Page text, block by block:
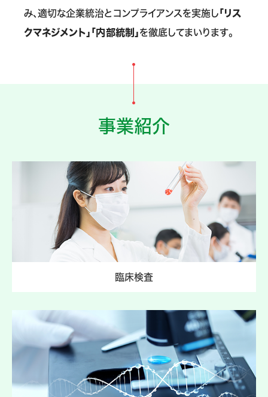
み、適切な企業統治とコンプライアンスを実施し「リス
クマネジメント」「内部統制」を徹底してまいります。
事業紹介
臨床検査